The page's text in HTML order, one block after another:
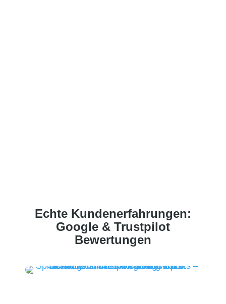
Echte Kundenerfahrungen:
Google & Trustpilot
Bewertungen